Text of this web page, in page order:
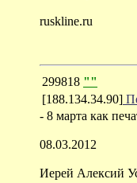
ruskline.ru
299818 ""
[188.134.34.90]
- 8 марта как
08.03.2012
Иерей Алексий